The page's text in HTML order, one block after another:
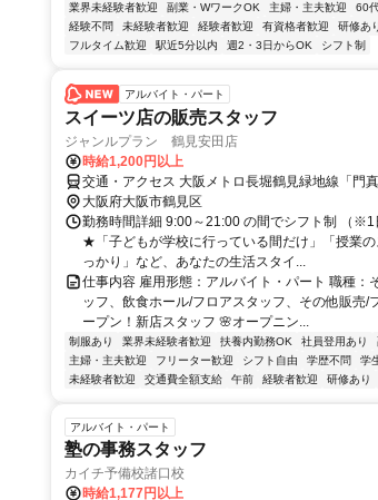
業界未経験者歓迎 副業・WワークOK 主婦・主夫歓迎 60
経験不問
未経験者歓迎 経験者歓迎 有資格者歓迎 研修あ
フルタイム歓迎
駅近5分以内 週2・3日からOK シフト制
アルバイト・パート
スイーツ店の販売スタッフ
ジャンルプラン 鶴見安田店
時給1,200円以上
交通・アクセス 大阪メトロ長堀鶴見緑地線「門
大阪府大阪市鶴見区
勤務時間詳細 9:00～21:00 の間でシフト制 （※1
★「子どもが学校に行っている間だけ」「授業
っかり」など、あなたの生活スタイ...
仕事内容 雇用形態：アルバイト・パート 職種：
ッフ、飲食ホール/フロアスタッフ、その他販
ープン！新店スタッフ 🌸オープニン...
制服あり 業界未経験者歓迎 扶養内勤務OK 社員登用あり
主婦・主夫歓迎
フリーター歓迎 シフト自由 学歴不問 学
未経験者歓迎
交通費全額支給 午前 経験者歓迎 研修あり
アルバイト・パート
塾の事務スタッフ
カイチ予備校諸口校
時給1,177円以上